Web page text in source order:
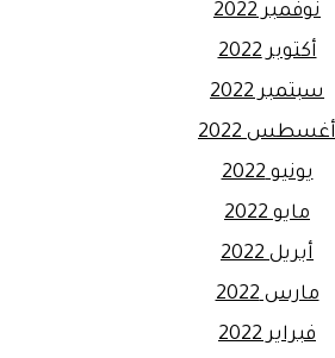
نوفمبر 2022
أكتوبر 2022
سبتمبر 2022
أغسطس 2022
يونيو 2022
مايو 2022
أبريل 2022
مارس 2022
فبراير 2022